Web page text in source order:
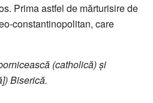
Prima astfel de mărturisire de
constantinopolitan, care
(catholică) și
Biserică.